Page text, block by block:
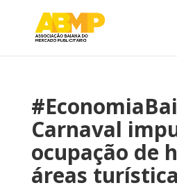
Carnaval
ocupação de
áreas